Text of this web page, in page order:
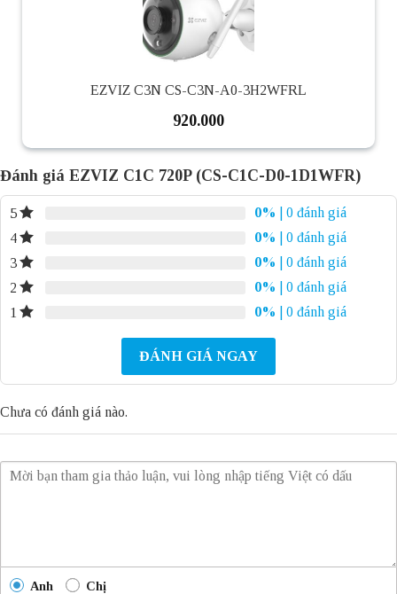
EZVIZ C3N CS-C3N-A0-3H2WFRL
920.000
Đánh giá EZVIZ C1C 720P (CS-C1C-D0-1D1WFR)
5 0%
| 0 đánh giá
4
0%
| 0 đánh giá
3
0%
| 0 đánh giá
2
0%
| 0 đánh giá
1
0% | 0 đánh giá
ĐÁNH GIÁ NGAY
Chưa có đánh giá nào.
Anh Chị